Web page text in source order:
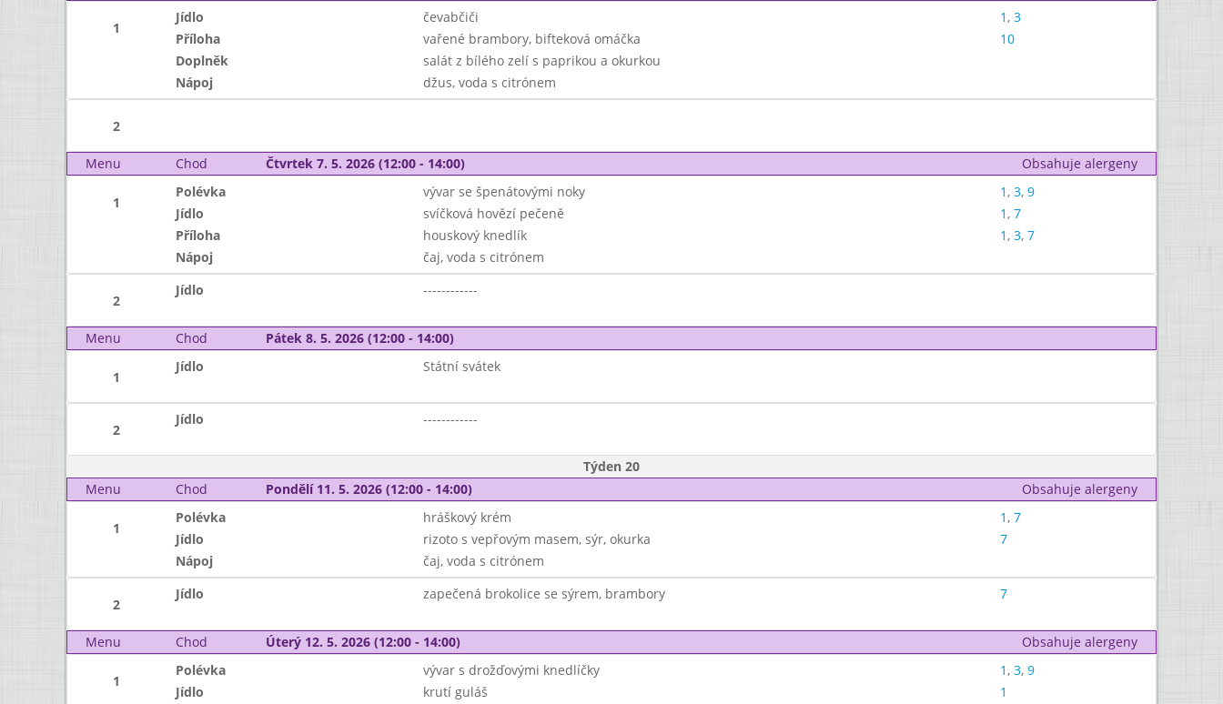
1
Jídlo čevabčiči 1, 3
Příloha
vařené brambory, bifteková omáčka
10
Doplněk
salát z bílého zelí s paprikou a okurkou
Nápoj
džus, voda s citrónem
2
Menu Chod Čtvrtek 7. 5. 2026 (12:00 - 14:00) Obsahuje alergeny
1
Polévka vývar se špenátovými noky 1, 3, 9
Jídlo
svíčková hovězí pečeně 1, 7
Příloha
houskový knedlík 1, 3, 7
Nápoj
čaj, voda s citrónem
2
Jídlo ------------
Menu Chod Pátek 8. 5. 2026 (12:00 - 14:00)
1
Jídlo Státní svátek
2
Jídlo ------------
Týden 20
Menu
Chod Pondělí 11. 5. 2026 (12:00 - 14:00) Obsahuje alergeny
1
Polévka hráškový krém 1, 7
Jídlo
rizoto s vepřovým masem, sýr, okurka
7
Nápoj
čaj, voda s citrónem
2
Jídlo zapečená brokolice se sýrem, brambory 7
Menu Chod Úterý 12. 5. 2026 (12:00 - 14:00) Obsahuje alergeny
1
Polévka vývar s drožďovými knedlíčky 1, 3, 9
Jídlo
krutí guláš
1